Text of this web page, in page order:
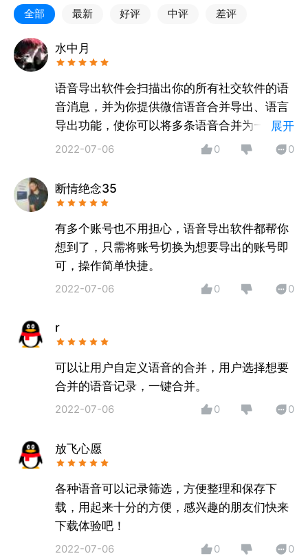
支持语音消息的快速提取与转发，不再受平台限制。
可导出为MP3、WAV等格式，方便分享到其他社交平
台或存储备份。
●智能音频剪辑​​
自由裁剪音频，去除多余部分，保留关键内容。
支持淡入淡出、变速、降噪等专业级编辑功能，让语音
更清晰流畅。
轻松拼接多条语音，生成完整音频文件，适合会议记
录、课程整理等场景。
可调整合并顺序，自定义间隔时间，让语音衔接更自
自动备份音频文件至云端，手机、电脑随时访问，避免
支持一键分享，高效传递语音信息。
适用场景​​
① 职场人士——合并会议录音，整理重点内容，提高
工作效率
高效
③自媒体创作者——编辑配音素材，制作高质量音频
④社交达人——转发有趣语音，与好友分享精彩对话
全部 最新 好评 中评 差评
水中月
语音导出软件会扫描出你的所有社交软件的语
音消息，并为你提供微信语音合并导出、语言
导出功能，使你可以将多条语音合并为一条语
音转发。
展开
2022-07-06 0 0
断情绝念35
有多个账号也不用担心，语音导出软件都帮你
想到了，只需将账号切换为想要导出的账号即
可，操作简单快捷。
2022-07-06 0 0
r
可以让用户自定义语音的合并，用户选择想要
合并的语音记录，一键合并。
2022-07-06 0 0
放飞心愿
各种语音可以记录筛选，方便整理和保存下
载，用起来十分的方便，感兴趣的朋友们快来
下载体验吧！
2022-07-06 0 0